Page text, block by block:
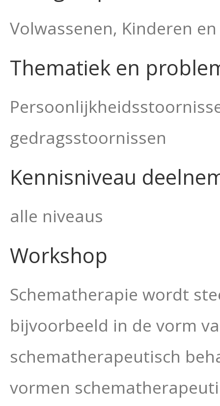
Volwassenen, Kinderen
Thematiek en
gedragsstoornissen
Kennisniveau
alle niveaus
Workshop
Schematherapie wordt
bijvoorbeeld in de vorm
schematherapeutisch
vormen